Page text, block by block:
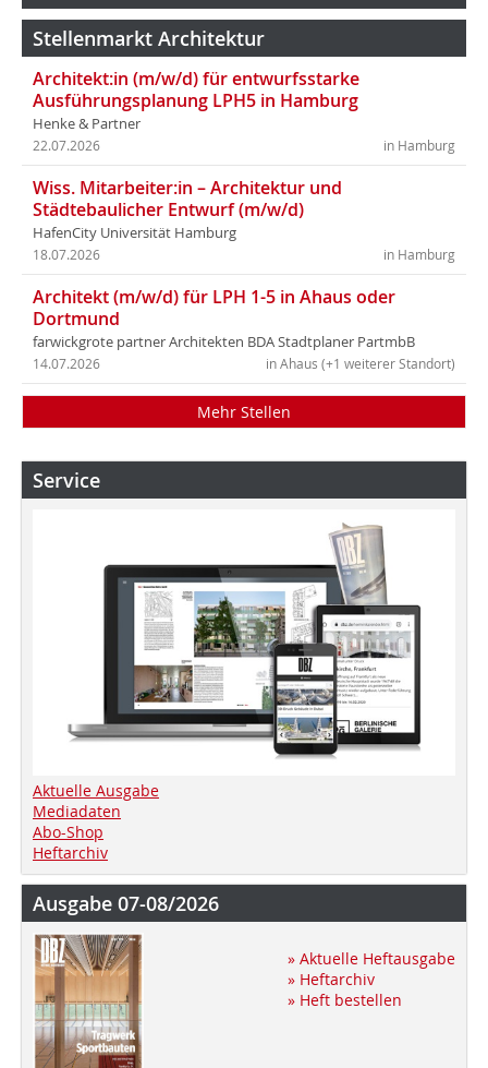
Stellenmarkt Architektur
Architekt:in (m/w/d) für entwurfsstarke
Ausführungsplanung LPH5 in Hamburg
Henke & Partner
in Hamburg
22.07.2026
Wiss. Mitarbeiter:in – Architektur und
Städtebaulicher Entwurf (m/w/d)
HafenCity Universität Hamburg
in Hamburg
18.07.2026
Architekt (m/w/d) für LPH 1-5 in Ahaus oder
Dortmund
farwickgrote partner Architekten BDA Stadtplaner PartmbB
in Ahaus (+1 weiterer Standort)
14.07.2026
Mehr Stellen
Service
Aktuelle Ausgabe
Mediadaten
Abo-Shop
Heftarchiv
Ausgabe 07-08/2026
» Aktuelle Heftausgabe
» Heftarchiv
» Heft bestellen